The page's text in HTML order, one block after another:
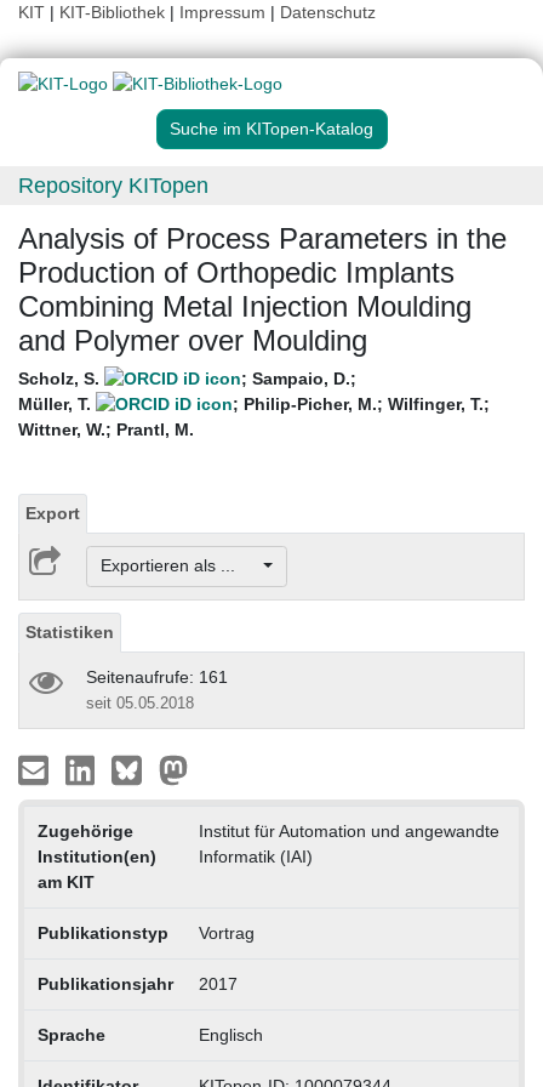
KIT | KIT-Bibliothek | Impressum | Datenschutz
Suche im KITopen-Katalog
Repository KITopen
Analysis of Process Parameters in the
Production of Orthopedic Implants
Combining Metal Injection Moulding
and Polymer over Moulding
Scholz, S. ; Sampaio, D.;
Müller, T.
; Philip-Picher, M.; Wilfinger, T.;
Wittner, W.; Prantl, M.
Export
Exportieren als ...
Statistiken
Seitenaufrufe: 161
seit 05.05.2018
Zugehörige
Institution(en)
am KIT
Institut für Automation und angewandte
Informatik (IAI)
Publikationstyp Vortrag
Publikationsjahr 2017
Sprache Englisch